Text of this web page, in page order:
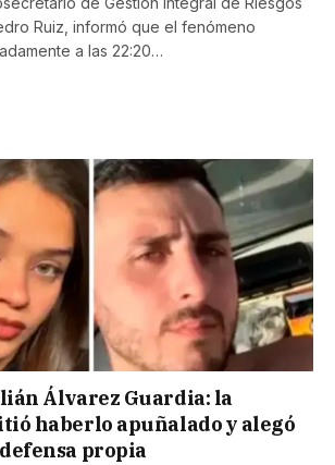
Ruiz, informó que el fenómeno
a las 22:20…
Álvarez Guardia: la
haberlo apuñalado y alegó
propia